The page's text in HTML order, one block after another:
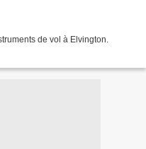
de vol à Elvington.